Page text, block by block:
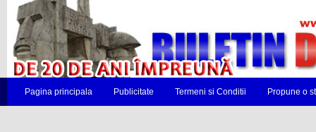
Pagina principala Publicitate Termeni si Conditii Propune o